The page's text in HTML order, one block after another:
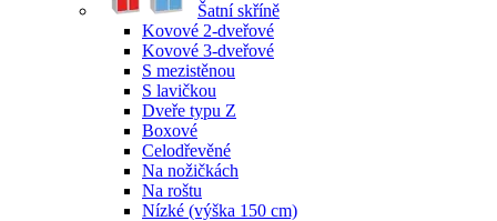
Šatní skříně
Kovové 2-dveřové
Kovové 3-dveřové
S mezistěnou
S lavičkou
Dveře typu Z
Boxové
Celodřevěné
Na nožičkách
Na roštu
Nízké (výška 150 cm)